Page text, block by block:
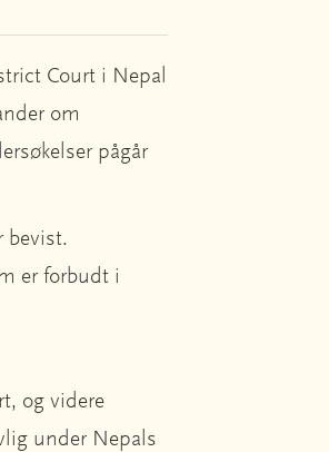
Court i Nepal
om
pågår
bevist.
er forbudt i
og videre
under Nepals